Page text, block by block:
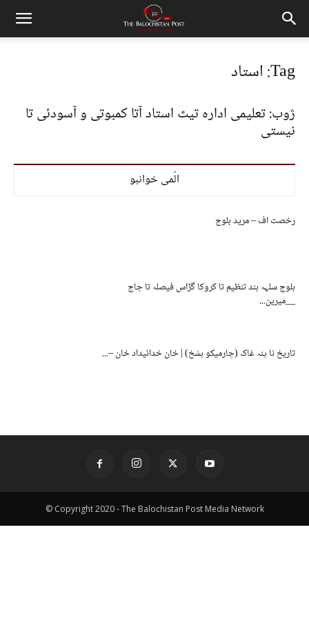
Tag: استاد
ژوب: تعلیمی ادارہ تیٹ استاد آتا کمبوتی و آسودئی تا
نیستی
الّمی خوانبو
رخصت اف – مرید بلوچ
بلوچ سلہہ بند تنظیم تا کروکا گڑاس فیصلہ تا جاچ
__میرین...
تاریخ نا پنہ غاک (چارمیکو بشخ) | خان خدائیداد خان –...
© Copyright 2020 - The Balochistan Post Media Network